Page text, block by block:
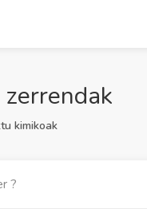
kimikoak